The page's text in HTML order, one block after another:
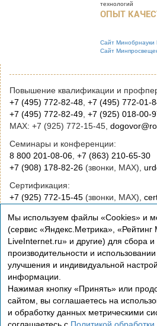
технологий
ОПЫТ
Сайт Минобрнауки
Сайт
Повышение квалификации и
+7 (495) 772-82-48, +7 (495) 772-01-
+7 (495) 772-82-49, +7 (925) 018-00-
MAX: +7 (925) 772-15-45,
Семинары и конференции:
8 800 201-08-06, +7 (863) 210-65-30
+7 (908) 178-82-26 (звонки, MAX),
Сертификация:
+7 (925) 772-15-45 (звонки, MAX),
Приобретение книг:
+7 (495) 772-00-14,
Консультационные услуги и
+7 (495) 772-01-83,
Мы используем файлы «Cookies» и
(сервис «Яндекс.Метрика», «Рейтинг
LiveInternet.ru» и другие) для сбора
производительности и
улучшения и индивидуальной
информации.
Нажимая кнопку «Принять» или
сайтом, вы соглашаетесь на
и обработку данных метрическими